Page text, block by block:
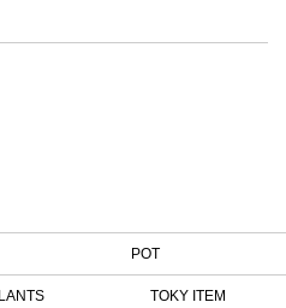
POT
TOKY ITEM